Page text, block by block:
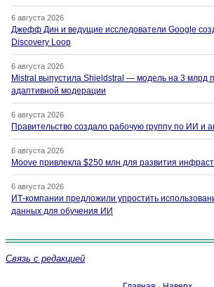
6 августа 2026
Джефф Дин и ведущие исследователи Google
Discovery Loop
6 августа 2026
Mistral выпустила Shieldstral — модель на 3 млрд
адаптивной модерации
6 августа 2026
Правительство создало рабочую группу по ИИ и
6 августа 2026
Moove привлекла $250 млн для развития
6 августа 2026
ИТ-компании предложили упростить
данных для обучения ИИ
Связь с редакцией